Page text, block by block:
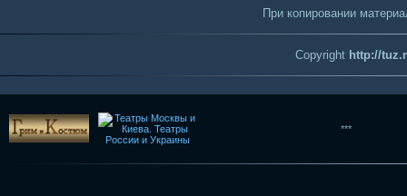
При копировании
Copyright http://
***